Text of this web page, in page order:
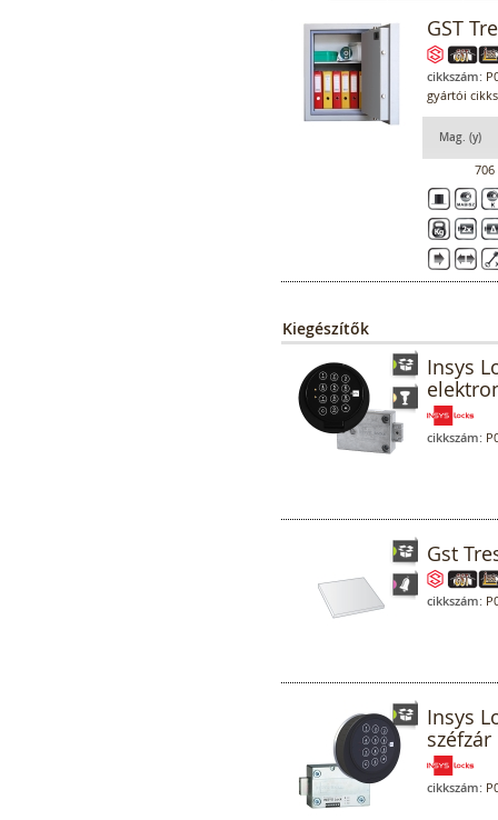
GST
cikkszám:
gyártói
Mag. (y)
706
Kiegészítők
Insys
cikkszám:
Gst
cikkszám:
Insys
cikkszám: